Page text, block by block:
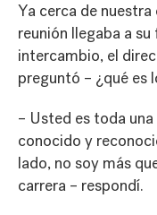
Ya cerca de
reunión llegaba a
intercambio, el
preguntó – ¿qué es
– Usted es toda
conocido y
lado, no soy más
carrera – respondí.